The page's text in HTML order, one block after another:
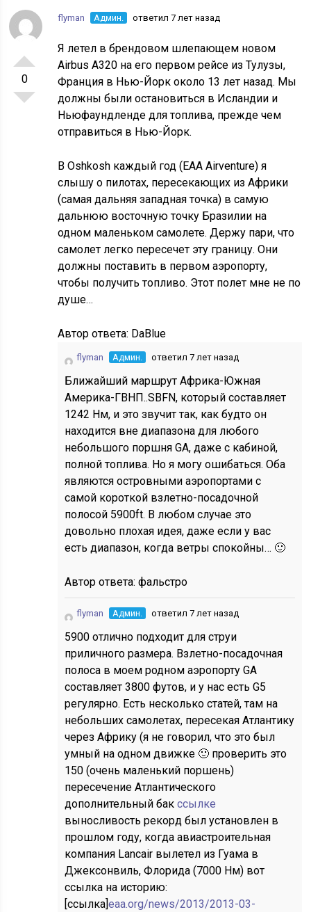
0
flyman Админ. ответил 7 лет назад
Я летел в брендовом шлепающем новом
Airbus A320 на его первом рейсе из Тулузы,
Франция в Нью-Йорк около 13 лет назад. Мы
должны были остановиться в Исландии и
Ньюфаундленде для топлива, прежде чем
отправиться в Нью-Йорк.
В Oshkosh каждый год (EAA Airventure) я
слышу о пилотах, пересекающих из Африки
(самая дальняя западная точка) в самую
дальнюю восточную точку Бразилии на
одном маленьком самолете. Держу пари, что
самолет легко пересечет эту границу. Они
должны поставить в первом аэропорту,
чтобы получить топливо. Этот полет мне не по
душе…
Автор ответа: DaBlue
flyman Админ. ответил 7 лет назад
Ближайший маршрут Африка-Южная
Америка-ГВНП..SBFN, который составляет
1242 Нм, и это звучит так, как будто он
находится вне диапазона для любого
небольшого поршня GA, даже с кабиной,
полной топлива. Но я могу ошибаться. Оба
являются островными аэропортами с
самой короткой взлетно-посадочной
полосой 5900ft. В любом случае это
довольно плохая идея, даже если у вас
есть диапазон, когда ветры спокойны… 🙂
Автор ответа:фальстро
flyman Админ. ответил 7 лет назад
5900 отлично подходит для струи
приличного размера. Взлетно-посадочная
полоса в моем родном аэропорту GA
составляет 3800 футов, и у нас есть G5
регулярно. Есть несколько статей, там на
небольших самолетах, пересекая Атлантику
через Африку (я не говорил, что это был
умный на одном движке 🙂 проверить это
150 (очень маленький поршень)
пересечение Атлантического
дополнительный бакссылке
выносливость рекорд был установлен в
прошлом году, когда авиастроительная
компания Lancair вылетел из Гуама в
Джексонвиль, Флорида (7000 Нм) вот
ссылка на историю:
[ссылка]eaa.org/news/2013/2013-03-